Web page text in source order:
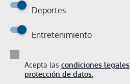
Deportes
Entretenimiento
Acepta las condiciones legales
protección de datos.